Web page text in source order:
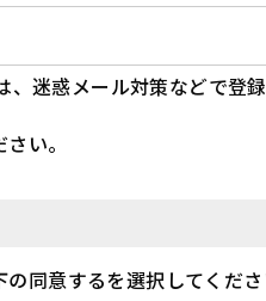
迷惑メール対策などで登
い。
同意するを選択してくだ